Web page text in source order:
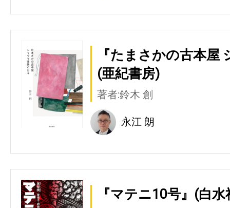
『たまさかの古本屋
(亜紀書房)
著者:鈴木 創
永江 朗
『マテニ10号』(白水